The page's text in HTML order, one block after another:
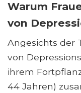
Warum
von
Angesichts der
von
ihrem
44 Jahren)